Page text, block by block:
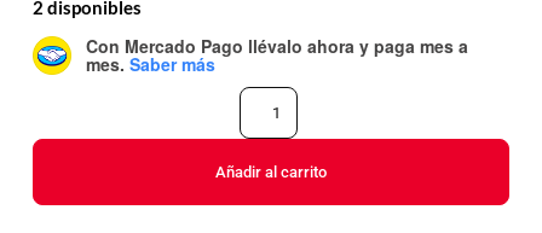
2 disponibles
Con Mercado Pago llévalo ahora y paga mes a
mes. Saber más
Añadir al carrito